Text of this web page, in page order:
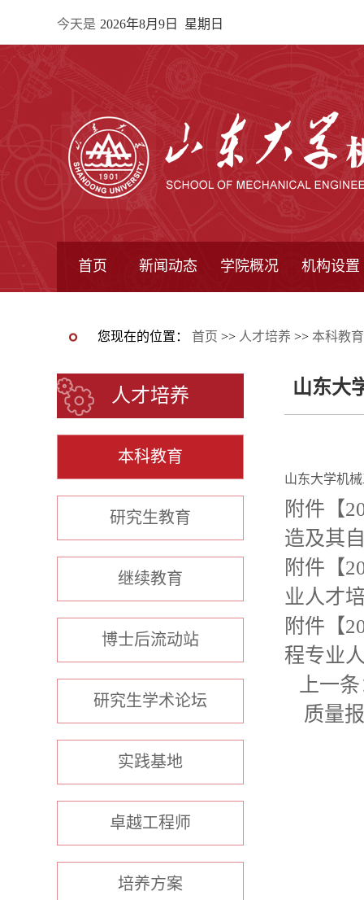
今天是 2026年8月9日 星期日
首页 新闻动态 学院概况 机构设置
您现在的位置： 首页 >> 人才培养 >> 本科教育
人才培养
本科教育
研究生教育
继续教育
博士后流动站
研究生学术论坛
实践基地
卓越工程师
培养方案
山东大
山东大学机
附件【
造及其
附件【
业人才
附件【
程专业
上一
质量